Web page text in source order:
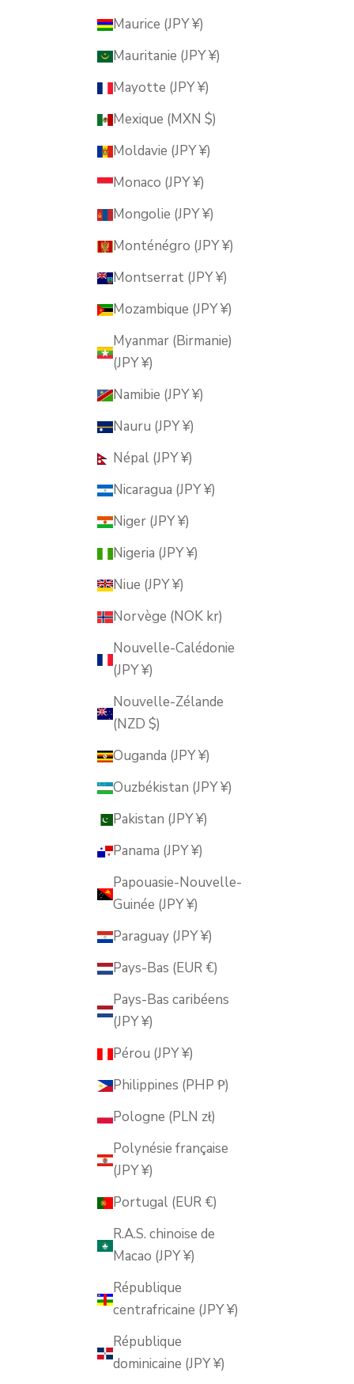
Maurice (JPY ¥)
Mauritanie (JPY ¥)
Mayotte (JPY ¥)
Mexique (MXN $)
Moldavie (JPY ¥)
Monaco (JPY ¥)
Mongolie (JPY ¥)
Monténégro (JPY ¥)
Montserrat (JPY ¥)
Mozambique (JPY ¥)
Myanmar (Birmanie)
(JPY ¥)
Namibie (JPY ¥)
Nauru (JPY ¥)
Népal (JPY ¥)
Nicaragua (JPY ¥)
Niger (JPY ¥)
Nigeria (JPY ¥)
Niue (JPY ¥)
Norvège (NOK kr)
Nouvelle-Calédonie
(JPY ¥)
Nouvelle-Zélande
(NZD $)
Ouganda (JPY ¥)
Ouzbékistan (JPY ¥)
Pakistan (JPY ¥)
Panama (JPY ¥)
Papouasie-Nouvelle-
Guinée (JPY ¥)
Paraguay (JPY ¥)
Pays-Bas (EUR €)
Pays-Bas caribéens
(JPY ¥)
Pérou (JPY ¥)
Philippines (PHP ₱)
Pologne (PLN zł)
Polynésie française
(JPY ¥)
Portugal (EUR €)
R.A.S. chinoise de
Macao (JPY ¥)
République
centrafricaine (JPY ¥)
République
dominicaine (JPY ¥)